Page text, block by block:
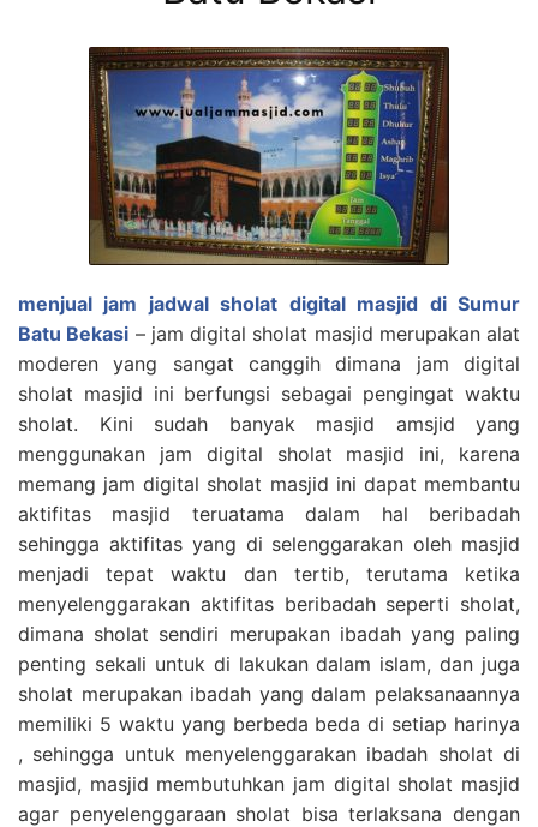
menjual jam jadwal sholat digital masjid di Sumur
Batu Bekasi – jam digital sholat masjid merupakan alat
moderen yang sangat canggih dimana jam digital
sholat masjid ini berfungsi sebagai pengingat waktu
sholat. Kini sudah banyak masjid amsjid yang
menggunakan jam digital sholat masjid ini, karena
memang jam digital sholat masjid ini dapat membantu
aktifitas masjid teruatama dalam hal beribadah
sehingga aktifitas yang di selenggarakan oleh masjid
menjadi tepat waktu dan tertib, terutama ketika
menyelenggarakan aktifitas beribadah seperti sholat,
dimana sholat sendiri merupakan ibadah yang paling
penting sekali untuk di lakukan dalam islam, dan juga
sholat merupakan ibadah yang dalam pelaksanaannya
memiliki 5 waktu yang berbeda beda di setiap harinya
, sehingga untuk menyelenggarakan ibadah sholat di
masjid, masjid membutuhkan jam digital sholat masjid
agar penyelenggaraan sholat bisa terlaksana dengan